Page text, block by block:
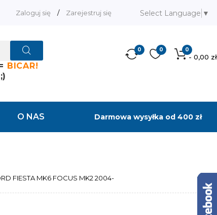
Zaloguj się / Zarejestruj się Select Language ▼
BICAR!
0
- 0,00 zł
0
0
O NAS Darmowa wysyłka od 400 zł
FIESTA MK6 FOCUS MK2 2004-